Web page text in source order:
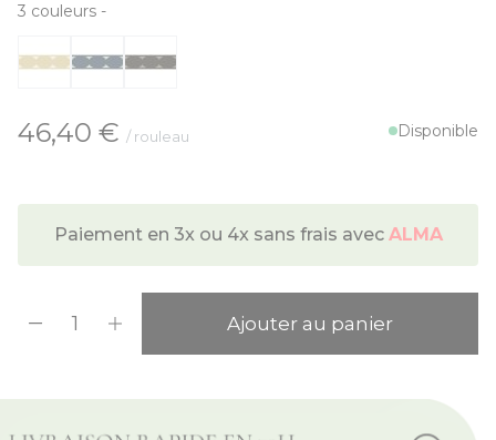
3 couleurs -
À partir de:
46,40 € / rouleau Disponible
Paiement en 3x ou 4x sans frais avec ALMA
Ajouter au panier